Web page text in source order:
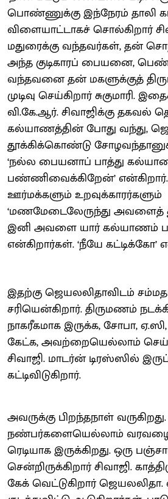
பொண்ணுக்கு இந்நேரம் தாலி
விளையாட்டாகச் சொல்கிறார்
மதுரைக்கு வந்தவர்கள், தன்
அந்த குடிகாரப் பையனை,
வந்தவனை தன் மகளுக்குத்
முடிவு செய்கிறார் சுகுமாரி.
வி.கே.ஆர். சிவாஜிக்கு தகவல்
கல்யாணத்தின் போது வந்து,
தூக்கிக்கொண்டு
‘நல்ல பையனாப் பாத்து
பண்ணிவைக்கிறேன்’
ஊர்மக்களும் உறவுக்காரர்களும்
‘மணமேடைலேருந்து அவளைத்
இனி அவளை யார் கல்யாணம்
என்கிறார்கள். ‘நீயே கட்டிக்கோ’
இதற்கு ஜெயலலிதாவிடம்
சரியென்கிறார். திருமணம்
நாகரீகமாக இருக்க, சோபா,
கேட்க, அவற்றையெல்லாம்
சிவாஜி. மாடர்ன் டிரஸ்ஸில்
கட்டிவிடுகிறார்.
அவருக்கு பிறந்தநாள்
நண்பர்களையெல்லாம்
ரெடியாக இருக்கிறது. ஒரு
சென்றிருக்கிறார் சிவாஜி.
கேக் வெட்டுகிறார்